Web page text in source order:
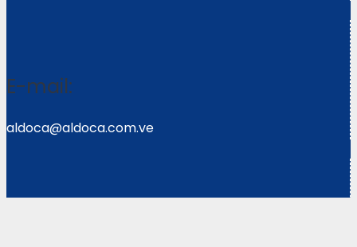
E-mail:
aldoca@aldoca.com.ve